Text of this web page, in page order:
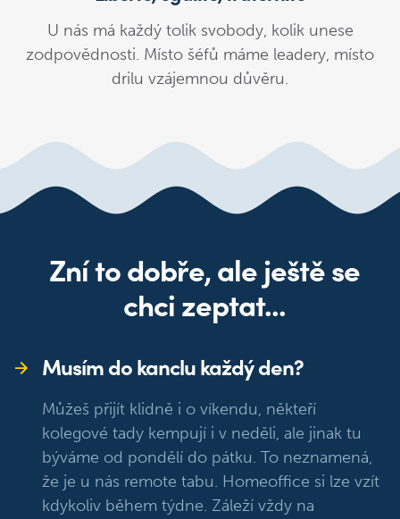
U nás má každý tolik svobody, kolik unese
zodpovědnosti. Místo šéfů máme leadery, místo
drilu vzájemnou důvěru.
Zní to dobře, ale ještě se
chci zeptat...
Musím do kanclu každý den?
Můžeš přijít klidně i o víkendu, někteří
kolegové tady kempují i v neděli, ale jinak tu
býváme od pondělí do pátku. To neznamená,
že je u nás remote tabu. Homeoffice si lze vzít
kdykoliv během týdne. Záleží vždy na